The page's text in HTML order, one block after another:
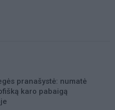
pranašystė: numatė
karo pabaigą